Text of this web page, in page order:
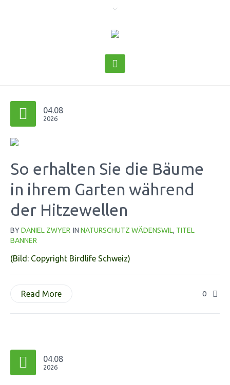
04.08
2026
So erhalten Sie die Bäume
in ihrem Garten während
der Hitzewellen
BYDANIEL ZWYER IN NATURSCHUTZ WÄDENSWIL, TITEL
BANNER
(Bild: Copyright Birdlife Schweiz)
0
Read More
04.08
2026